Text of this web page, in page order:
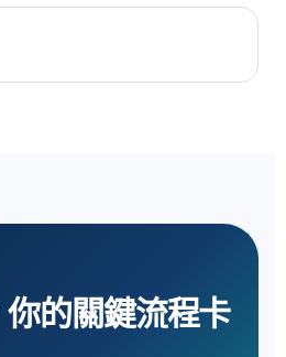
的關鍵流程卡